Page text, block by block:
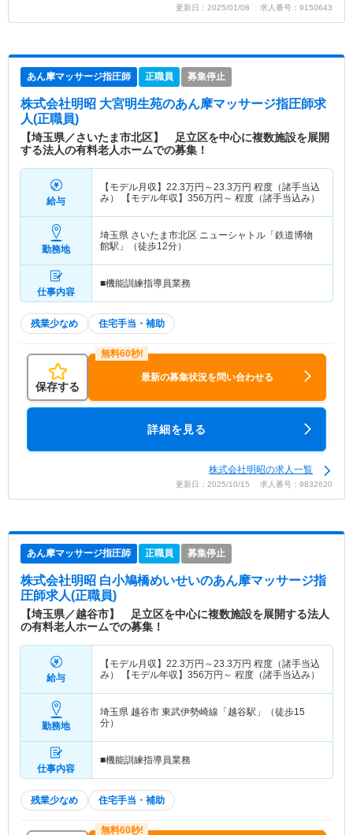
更新日：2025/01/08 求人番号：9150643
あん摩マッサージ指圧師 正職員 募集停止
株式会社明昭 大宮明生苑のあん摩マッサージ指圧師求
人(正職員)
【埼玉県／さいたま市北区】 足立区を中心に複数施設を展開
する法人の有料老人ホームでの募集！
給与
【モデル月収】 22.3万円～23.3万円 程度（諸手当込
み） 【モデル年収】 356万円～ 程度（諸手当込み）
勤務地
埼玉県 さいたま市北区 ニューシャトル「鉄道博物
館駅」（徒歩12分）
仕事内容
■機能訓練指導員業務
残業少なめ 住宅手当・補助
保存する
最新の募集状況を問い合わせる
詳細を見る
株式会社明昭の求人一覧
更新日：2025/10/15 求人番号：9832620
あん摩マッサージ指圧師 正職員 募集停止
株式会社明昭 白小鳩橋めいせいのあん摩マッサージ指
圧師求人(正職員)
【埼玉県／越谷市】 足立区を中心に複数施設を展開する法人
の有料老人ホームでの募集！
給与
【モデル月収】 22.3万円～23.3万円 程度（諸手当込
み） 【モデル年収】 356万円～ 程度（諸手当込み）
勤務地
埼玉県 越谷市 東武伊勢崎線「越谷駅」（徒歩15
分）
仕事内容
■機能訓練指導員業務
残業少なめ 住宅手当・補助